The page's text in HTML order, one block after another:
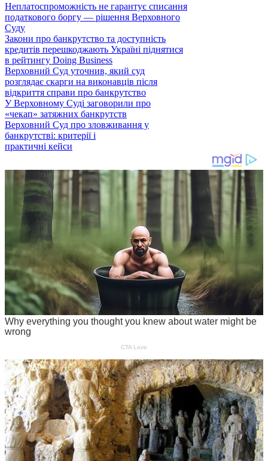
Неплатоспроможність не гарантує списання
податкового боргу — рішення Верховного
Суду
Закони про банкрутство та доступність
кредитів перешкоджають Україні піднятися
в рейтингу Doing Business
Верховний Суд уточнив, який суд
розглядає скарги на виконавців після
відкриття справи про банкрутство
У Верховному Суді заговорили про
«чекап» затяжних банкрутств
Верховний Суд про зловживання у
банкрутстві: критерії і
практичні кейси